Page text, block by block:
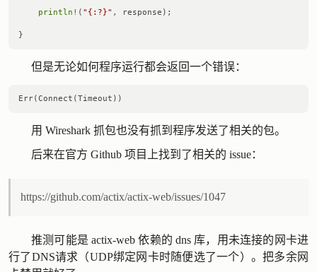
println! ( "{:?}" , response);
但是无论如何程序运行都会返回一个错误：
用 Wireshark 抓包也没有抓到程序发送了相关的包。
后来在官方 Github 项目上找到了相关的 issue：
https://github.com/actix/actix-web/issues/1047
推测可能是 actix-web 依赖的 dns 库，用未连接的网卡进
行了DNS请求（UDP绑定网卡时随便选了一个）。把多余网